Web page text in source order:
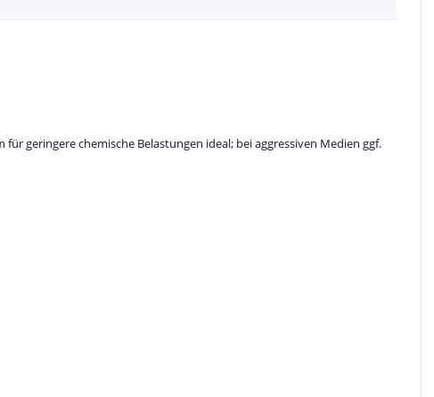
geringere chemische Belastungen ideal; bei aggressiven Medien ggf.